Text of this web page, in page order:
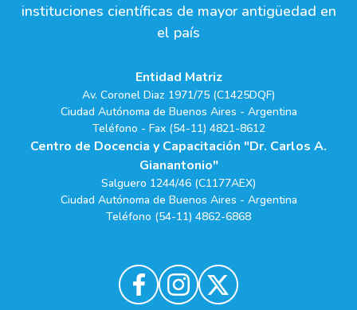
instituciones científicas de mayor antigüedad en
el país
Entidad Matriz
Av. Coronel Diaz 1971/75 (C1425DQF)
Ciudad Autónoma de Buenos Aires - Argentina
Teléfono - Fax (54-11) 4821-8612
Centro de Docencia y Capacitación "Dr. Carlos A.
Gianantonio"
Salguero 1244/46 (C1177AEX)
Ciudad Autónoma de Buenos Aires - Argentina
Teléfono (54-11) 4862-6868